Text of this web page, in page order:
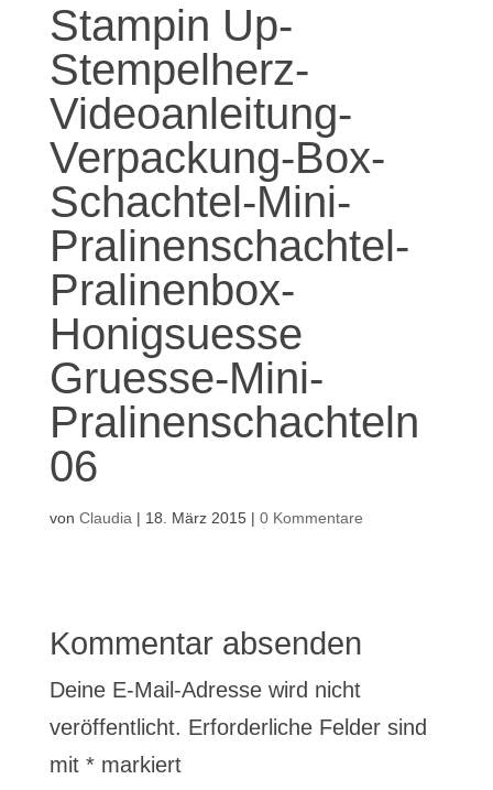
Stampin Up-
Stempelherz-
Videoanleitung-
Verpackung-Box-
Schachtel-Mini-
Pralinenschachtel-
Pralinenbox-
Honigsuesse
Gruesse-Mini-
Pralinenschachteln
06
von Claudia | 18. März 2015| 0 Kommentare
Kommentar absenden
Deine E-Mail-Adresse wird nicht
veröffentlicht. Erforderliche Felder sind
mit *markiert